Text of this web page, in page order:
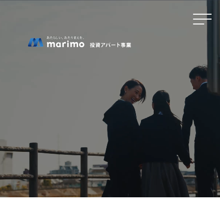
MOVEが選ばれる理由
名古屋・大阪・広島エリアの魅力